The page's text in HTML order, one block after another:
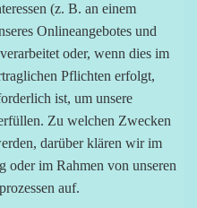
(z. B. an einem
Onlineangebotes und
oder, wenn dies im
Pflichten erfolgt,
ist, um unsere
Zu welchen Zwecken
darüber klären wir im
oder im Rahmen von unseren
auf.